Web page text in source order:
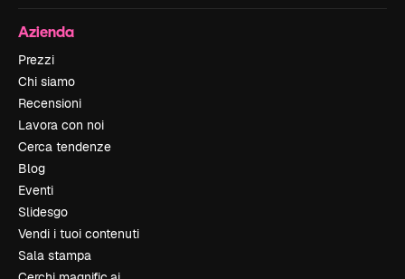
Azienda
Prezzi
Chi siamo
Recensioni
Lavora con noi
Cerca tendenze
Blog
Eventi
Slidesgo
Vendi i tuoi contenuti
Sala stampa